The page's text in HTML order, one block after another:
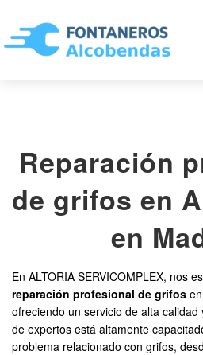
FONTANEROS ALCOBENDAS
CONTACTAR
Reparación
de grifos en
en
En ALTORIA SERVICOMPLEX, nos
reparación profesional de grifos
ofreciendo un servicio de alta
de expertos está altamente
problema relacionado con grifos,